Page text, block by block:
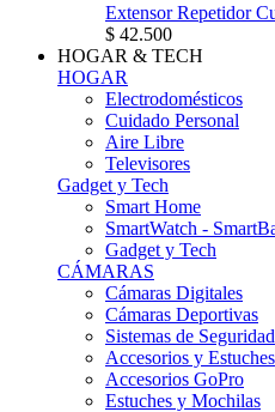
Extensor Repetidor
$ 42.500
HOGAR & TECH
HOGAR
Electrodomésticos
Cuidado Personal
Aire Libre
Televisores
Gadget y Tech
Smart Home
SmartWatch -
Gadget y Tech
CÁMARAS
Cámaras Digitales
Cámaras Deportivas
Sistemas de Seguridad
Accesorios y Estuches
Accesorios GoPro
Estuches y Mochilas